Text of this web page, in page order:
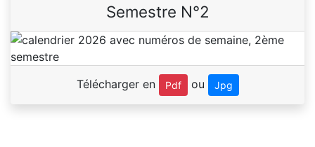
Semestre N°2
Télécharger en Pdf ou Jpg